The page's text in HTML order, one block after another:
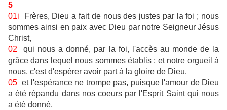
5
01i
Frères, Dieu a fait de nous des justes par la foi ; nous
sommes ainsi en paix avec Dieu par notre Seigneur Jésus
Christ,
02qui nous a donné, par la foi, l'accès au monde de la
grâce dans lequel nous sommes établis ; et notre orgueil à
nous, c'est d'espérer avoir part à la gloire de Dieu.
05 et l'espérance ne trompe pas, puisque l'amour de Dieu
a été répandu dans nos coeurs par l'Esprit Saint qui nous
a été donné.